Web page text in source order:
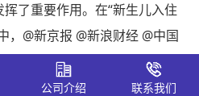
了重要作用。在“新生儿入住
，@新京报 @新浪财经 @中国
上对消息进行集中扩散，扩大
公司介绍 联系我们